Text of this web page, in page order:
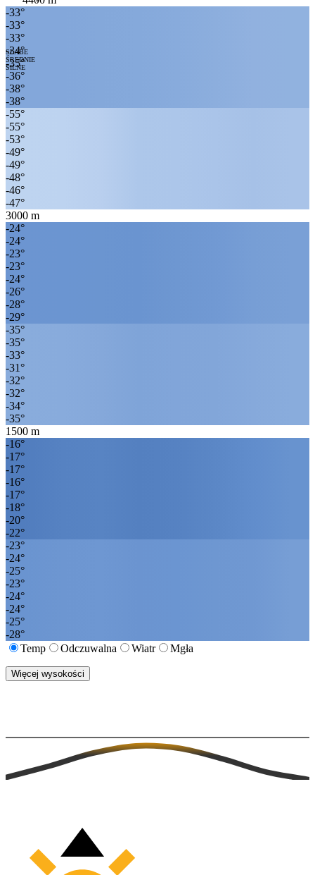
SŁABE
ŚREDNIE
SILNE
-33°
-33°
-33°
-34°
-35°
-36°
-38°
-38°
-55°
-55°
-53°
-49°
-49°
-48°
-46°
-47°
3000 m
-24°
-24°
-23°
-23°
-24°
-26°
-28°
-29°
-35°
-35°
-33°
-31°
-32°
-32°
-34°
-35°
1500 m
-16°
-17°
-17°
-16°
-17°
-18°
-20°
-22°
-23°
-24°
-25°
-23°
-24°
-24°
-25°
-28°
Temp
Odczuwalna Wiatr Mgła
Więcej wysokości